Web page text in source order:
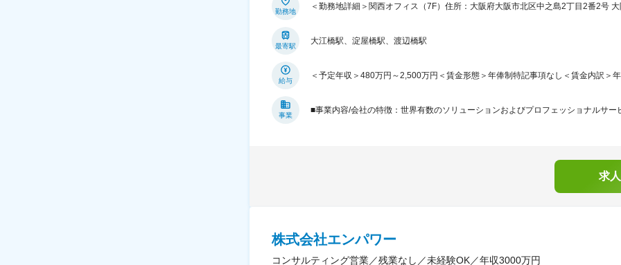
勤務地
＜勤務地詳細＞関西オフィス（7F）住所：大阪府大阪市北区中之島2丁目2番2号
最寄駅
大江橋駅、淀屋橋駅、渡辺橋駅
給与
＜予定年収＞480万円～2,500万円＜賃金形態＞年俸制特記事項なし＜賃金内訳＞
事業
■事業内容/会社の特徴：世界有数のソリューションおよびプロフェッショナルサ
求
株式会社エンパワー
コンサルティング営業／残業なし／未経験OK／年収3000万円